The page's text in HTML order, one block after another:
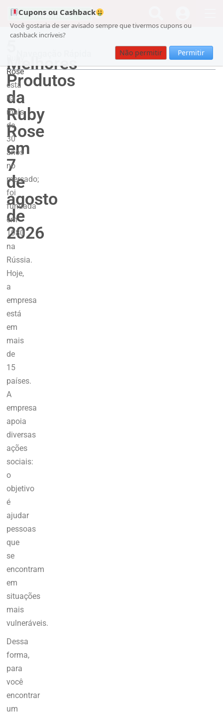
Cupons ou Cashback
Você gostaria de ser avisado sempre que tivermos cupons ou
cashback incríveis?
Não permitir Permitir
Melhores
Produtos
da
Ruby
Rose
em
7
de
agosto
de
2026
Rose
está
há
mais
de
30
anos
no
mercado;
foi
fundada
em
1980
na
Rússia.
Hoje,
a
empresa
está
em
mais
de
15
países.
A
empresa
apoia
diversas
ações
sociais:
o
objetivo
é
ajudar
pessoas
que
se
encontram
em
situações
mais
vulneráveis.
Dessa
forma,
para
você
encontrar
um